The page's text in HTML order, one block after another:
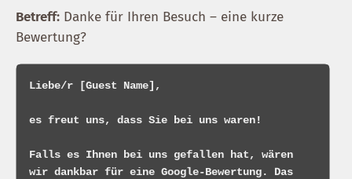
Betreff: Danke für Ihren Besuch – eine kurze
Bewertung?
Liebe/r [Guest Name],
es freut uns, dass Sie bei uns waren!
Falls es Ihnen bei uns gefallen hat, wären
wir dankbar für eine Google-Bewertung. Das